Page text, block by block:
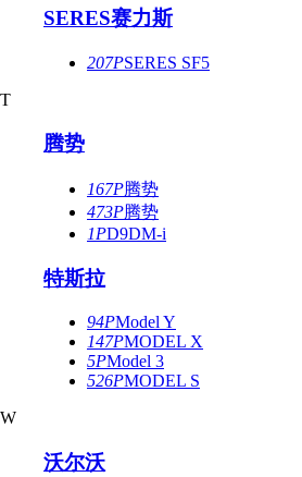
SERES赛力斯
207PSERES SF5
T
腾势
167P腾势
473P腾势
1PD9DM-i
特斯拉
94PModel Y
147PMODEL X
5PModel 3
526PMODEL S
W
沃尔沃